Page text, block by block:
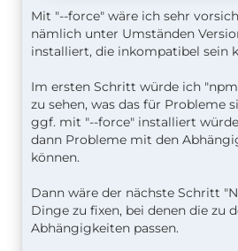
Mit "--force" wäre ich sehr
nämlich unter Umständen
installiert, die inkompatibel sein
Im ersten Schritt würde ich
zu sehen, was das für Probleme
ggf. mit "--force" installiert
dann Probleme mit den
können.
Dann wäre der nächste Schritt
Dinge zu fixen, bei denen die zu
Abhängigkeiten passen.